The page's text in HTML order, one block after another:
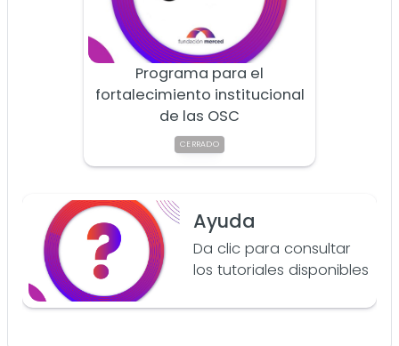
Programa para el
fortalecimiento institucional
de las OSC
CERRADO
Ayuda
Da clic para consultar
los tutoriales disponibles